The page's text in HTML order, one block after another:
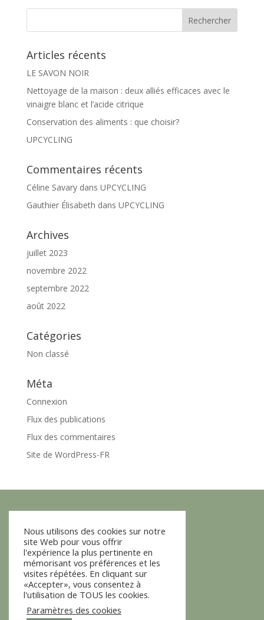
Articles récents
LE SAVON NOIR
Nettoyage de la maison : deux alliés efficaces avec le
vinaigre blanc et l’acide citrique
Conservation des aliments : que choisir?
UPCYCLING
Commentaires récents
Céline Savarydans UPCYCLING
Gauthier Élisabeth dans UPCYCLING
Archives
juillet 2023
novembre 2022
septembre 2022
août 2022
Catégories
Non classé
Méta
Connexion
Flux des publications
Flux des commentaires
Site de WordPress-FR
+ Boutique
+ A propos
+ Contact
+ CGV
Nous utilisons des cookies sur notre
site Web pour vous offrir
l'expérience la plus pertinente en
mémorisant vos préférences et les
visites répétées. En cliquant sur
«Accepter», vous consentez à
l'utilisation de TOUS les cookies.
Paramètres des cookies